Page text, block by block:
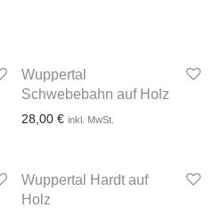
Wuppertal
Schwebebahn auf Holz
28,00 € inkl. MwSt.
Wuppertal Hardt auf
Holz